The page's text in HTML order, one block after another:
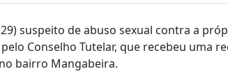
suspeito de abuso sexual contra a
Conselho Tutelar, que recebeu uma
bairro Mangabeira.